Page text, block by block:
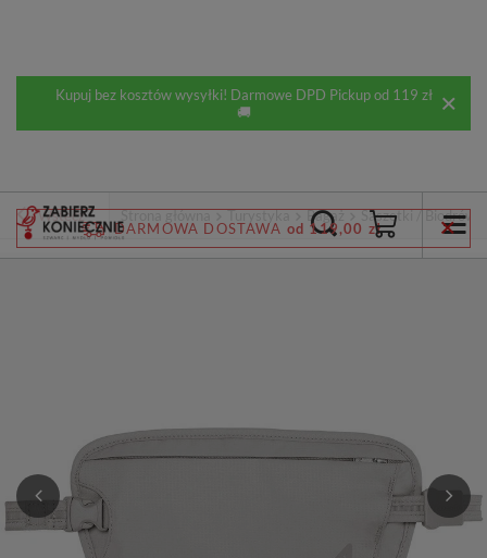
Kupuj bez kosztów wysyłki! Darmowe DPD Pickup od 119 zł
🚚
DARMOWA DOSTAWA od 119,00 zł
Wstecz Strona główna Turystyka Bagaż Saszetki / Biodrówki